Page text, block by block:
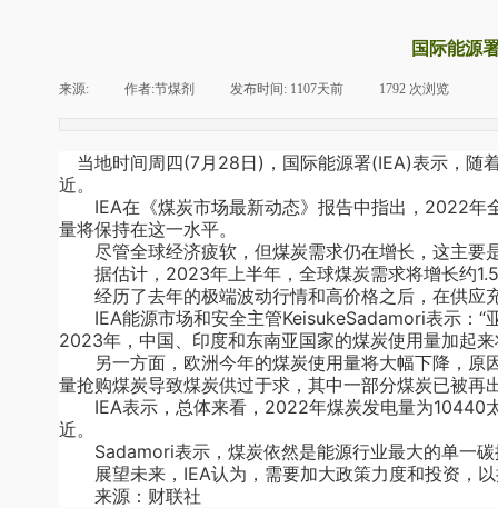
国际能源
来源: 作者:节煤剂 发布时间: 1107天前 1792 次浏览
当地时间周四(7月28日)，国际能源署(IEA)表示，随
近。
IEA在《煤炭市场最新动态》报告中指出，2022年
量将保持在这一水平。
尽管全球经济疲软，但煤炭需求仍在增长，这主要
据估计，2023年上半年，全球煤炭需求将增长约
经历了去年的极端波动行情和高价格之后，在供应
IEA能源市场和安全主管KeisukeSadamori表示：“
2023年，中国、印度和东南亚国家的煤炭使用量加起
另一方面，欧洲今年的煤炭使用量将大幅下降，原
量抢购煤炭导致煤炭供过于求，其中一部分煤炭已被
IEA表示，总体来看，2022年煤炭发电量为10440太
近。
Sadamori表示，煤炭依然是能源行业最大的单一碳
展望未来，IEA认为，需要加大政策力度和投资，以
来源：财联社